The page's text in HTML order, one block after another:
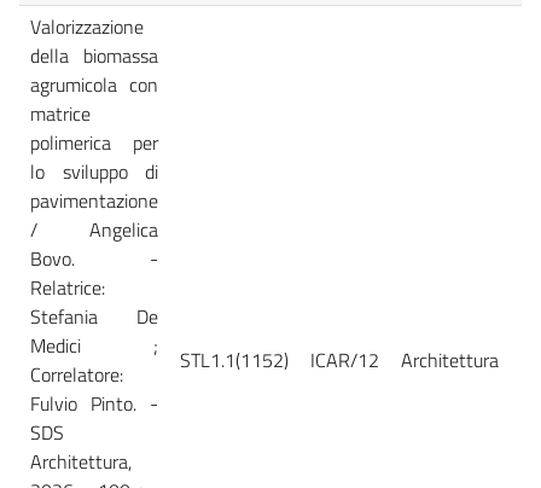
Valorizzazione
della biomassa
agrumicola con
matrice
polimerica per
lo sviluppo di
pavimentazione
/ Angelica
Bovo. -
Relatrice:
Stefania De
Medici ;
Correlatore:
Fulvio Pinto. -
SDS
Architettura,
STL1.1(1152) ICAR/12 Architettura